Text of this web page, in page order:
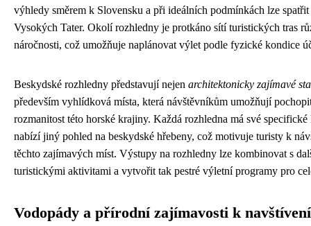
výhledy směrem k Slovensku a při ideálních podmínkách lze
Vysokých Tater. Okolí rozhledny je protkáno sítí turistických tras
náročnosti, což umožňuje naplánovat výlet podle fyzické kondice
Beskydské rozhledny představují nejen architektonicky zajímavé
především vyhlídková místa, která návštěvníkům umožňují
rozmanitost této horské krajiny. Každá rozhledna má své specifické
nabízí jiný pohled na beskydské hřebeny, což motivuje turisty k
těchto zajímavých míst. Výstupy na rozhledny lze kombinovat s
turistickými aktivitami a vytvořit tak pestré výletní programy pro
Vodopády a přírodní zajímavosti k navštívení